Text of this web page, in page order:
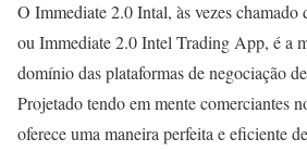
O Immediate 2.0 Intal, às vezes
ou Immediate 2.0 Intel Trading App, é a
domínio das plataformas de negociação
Projetado tendo em mente comerciantes
oferece uma maneira perfeita e eficiente